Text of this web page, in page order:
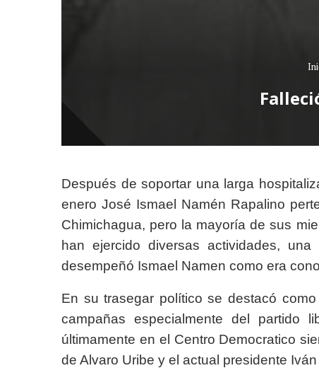
Después de soportar una larga
enero José Ismael Namén Rapalino
Chimichagua, pero la mayoría de sus
han ejercido diversas actividades,
desempeñó Ismael Namen como era
En su trasegar político se destacó
campañas especialmente del partido
últimamente en el Centro Democratico
de Alvaro Uribe y el actual presidente